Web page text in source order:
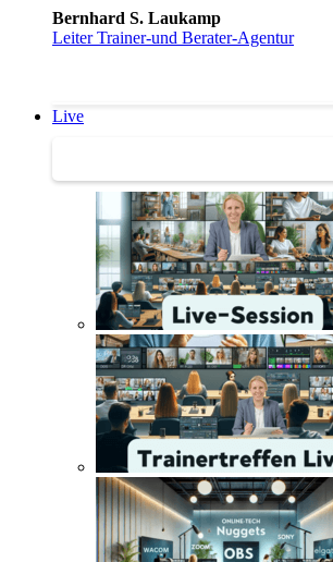
Bernhard S. Laukamp
Leiter Trainer-und Berater-Agentur
Live